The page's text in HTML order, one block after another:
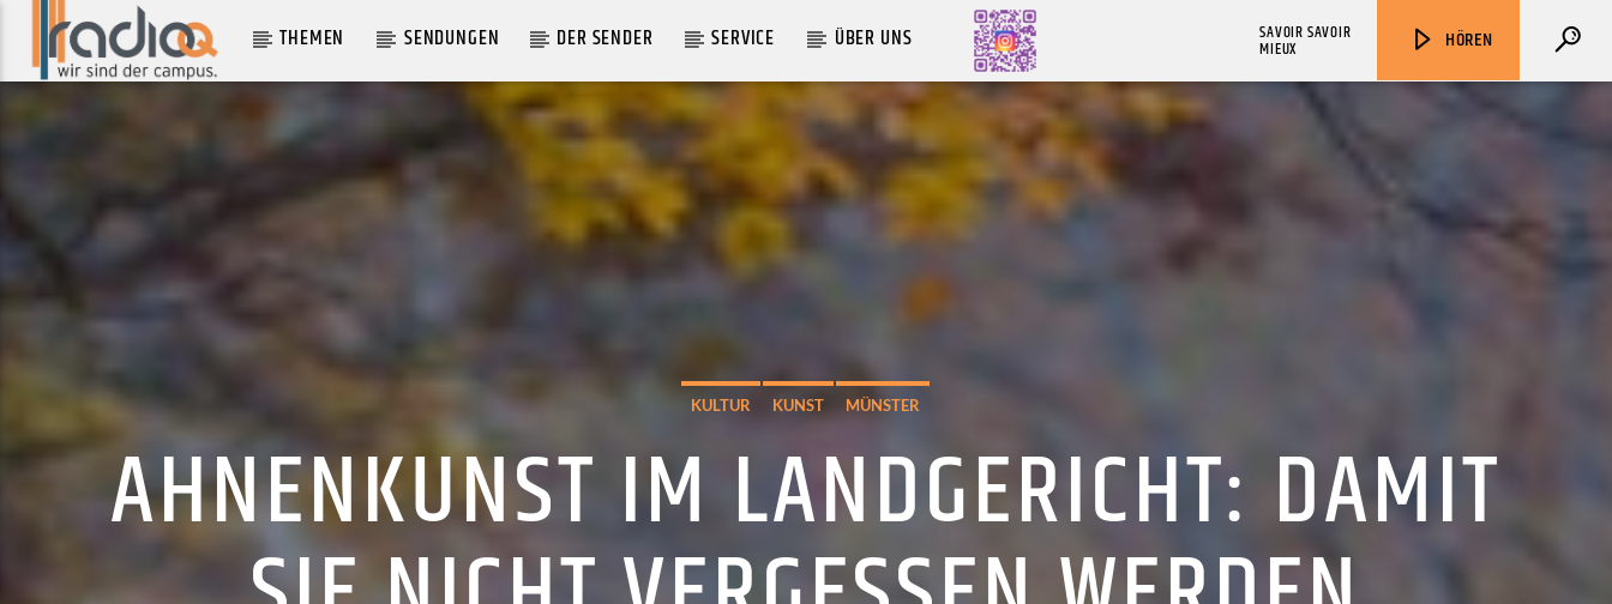
THEMEN SENDUNGEN DER SENDER SERVICE ÜBER UNS HÖREN
SAVOIR SAVOIR
MIEUX
SAVOIR SAVOIR
AKTUELLE SENDUNG
MOEBIUS
00:00 09:00
ZU HÖREN IN
KULTUR KUNST MÜNSTER
AHNENKUNST IM LANDGERICHT: DAMIT